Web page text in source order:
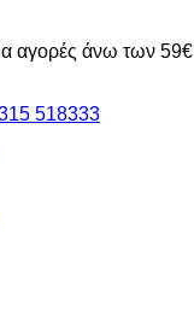
αγορές άνω των 59€
518333